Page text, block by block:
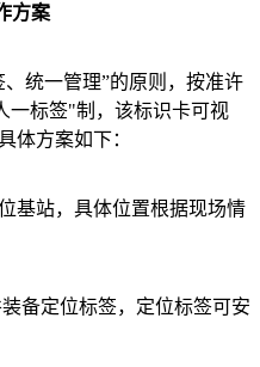
方案
统一管理”的原则，按准许
一标签"制，该标识卡可视
体方案如下：
站，具体位置根据现场情
备定位标签，定位标签可安